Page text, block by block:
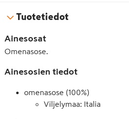
Tuotetiedot
Ainesosat
Omenasose.
Ainesosien tiedot
omenasose (100%)
Viljelymaa: Italia